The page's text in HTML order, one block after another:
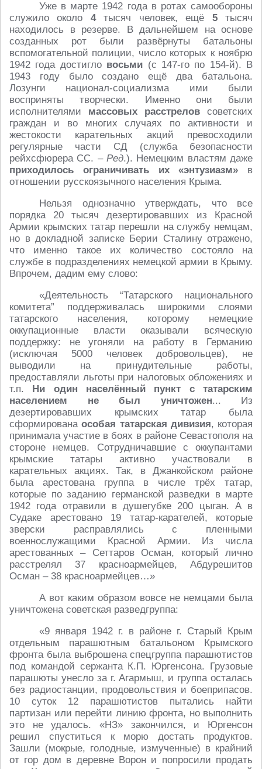
Уже в марте 1942 года в ротах самообороны
служило около 4тысяч человек, ещё 5тысяч
находилось в резерве. В дальнейшем на основе
созданных рот были развёрнуты батальоны
вспомогательной полиции, число которых к ноябрю
1942 года достигло восьми (с 147-го по 154-й). В
1943 году было создано ещё два батальона.
Лозунги национал-социализма ими были
восприняты творчески. Именно они были
исполнителями массовых расстрелов советских
граждан и во многих случаях по активности и
жестокости карательных акций превосходили
регулярные части СД (служба безопасности
рейхсфюрера СС. – Ред.). Немецким властям даже
приходилось ограничивать их «энтузиазм» в
отношении русскоязычного населения Крыма.
Нельзя однозначно утверждать, что все
порядка 20 тысяч дезертировавших из Красной
Армии крымских татар перешли на службу немцам,
но в докладной записке Берии Сталину отражено,
что именно такое их количество состояло на
службе в подразделениях немецкой армии в Крыму.
Впрочем, дадим ему слово:
«Деятельность “Татарского национального
комитета” поддерживалась широкими слоями
татарского населения, которому немецкие
оккупационные власти оказывали всяческую
поддержку: не угоняли на работу в Германию
(исключая 5000 человек добровольцев), не
выводили на принудительные работы,
предоставляли льготы при налоговых обложениях и
т.п. Ни один населённый пункт с татарским
населением не был уничтожен... Из
дезертировавших крымских татар была
сформированаособая татарская дивизия, которая
принимала участие в боях в районе Севастополя на
стороне немцев. Сотрудничавшие с оккупантами
крымские татары активно участвовали в
карательных акциях. Так, в Джанкойском районе
была арестована группа в числе трёх татар,
которые по заданию германской разведки в марте
1942 года отравили в душегубке 200 цыган. А в
Судаке арестовано 19 татар-карателей, которые
зверски расправлялись с пленными
военнослужащими Красной Армии. Из числа
арестованных – Сеттаров Осман, который лично
расстрелял 37 красноармейцев, Абдурешитов
Осман – 38 красноармейцев…»
А вот каким образом вовсе не немцами была
уничтожена советская разведгруппа:
«9 января 1942 г. в районе г. Старый Крым
отдельным парашютным батальоном Крымского
фронта была выброшена спецгруппа парашютистов
под командой сержанта К.П. Юргенсона. Грузовые
парашюты унесло за г. Агармыш, и группа осталась
без радиостанции, продовольствия и боеприпасов.
10 суток 12 парашютистов пытались найти
партизан или перейти линию фронта, но выполнить
это не удалось. «НЗ» закончился, и Юргенсон
решил спуститься к морю достать продуктов.
Зашли (мокрые, голодные, измученные) в крайний
от гор дом в деревне Ворон и попросили продать